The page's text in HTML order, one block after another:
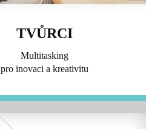
TVŮRCI
Multitasking
pro inovaci a kreativitu